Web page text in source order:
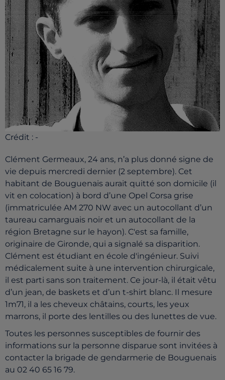
Crédit : -
Clément Germeaux, 24 ans, n’a plus donné signe de
vie depuis mercredi dernier (2 septembre). Cet
habitant de Bouguenais aurait quitté son domicile (il
vit en colocation) à bord d’une Opel Corsa grise
(immatriculée AM 270 NW avec un autocollant d’un
taureau camarguais noir et un autocollant de la
région Bretagne sur le hayon). C'est sa famille,
originaire de Gironde, qui a signalé sa disparition.
Clément est étudiant en école d'ingénieur. Suivi
médicalement suite à une intervention chirurgicale,
il est parti sans son traitement. Ce jour-là, il était vêtu
d’un jean, de baskets et d’un t-shirt blanc. Il mesure
1m71, il a les cheveux châtains, courts, les yeux
marrons, il porte des lentilles ou des lunettes de vue.
Toutes les personnes susceptibles de fournir des
informations sur la personne disparue sont invitées à
contacter la brigade de gendarmerie de Bouguenais
au 02 40 65 16 79.